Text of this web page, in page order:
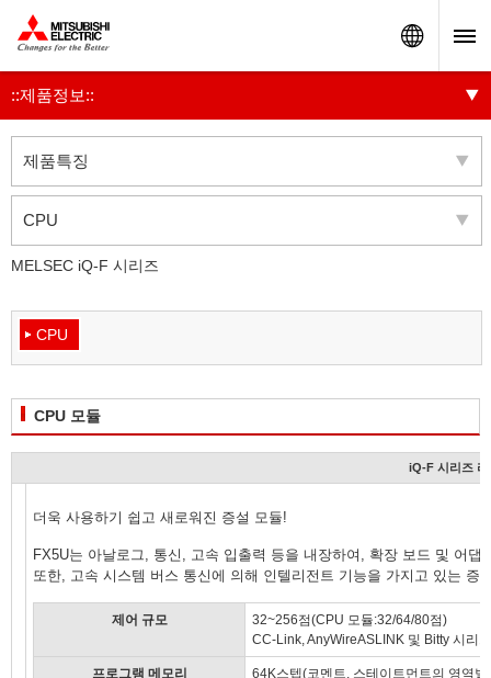
::제품정보::
제품특징
CPU
MELSEC iQ-F 시리즈
CPU
CPU 모듈
iQ-F 시리즈 라
더욱 사용하기 쉽고 새로워진 증설 모듈!
FX5U는 아날로그, 통신, 고속 입출력 등을 내장하여, 확장 보드 및 어
또한, 고속 시스템 버스 통신에 의해 인텔리전트 기능을 가지고 있는 증
제어 규모
32~256점(CPU 모듈:32/64/80점)
CC-Link, AnyWireASLINK 및 Bitty 시리
프로그램 메모리 64K스텝(코멘트, 스테이트먼트의 영역별)